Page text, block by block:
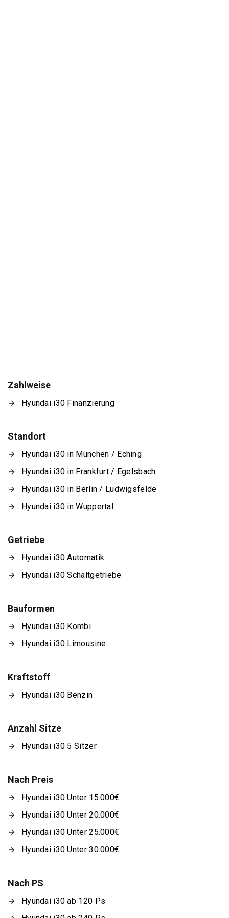
Zahlweise
Hyundai i30 Finanzierung
Standort
Hyundai i30 in München / Eching
Hyundai i30 in Frankfurt / Egelsbach
Hyundai i30 in Berlin / Ludwigsfelde
Hyundai i30 in Wuppertal
Getriebe
Hyundai i30 Automatik
Hyundai i30 Schaltgetriebe
Bauformen
Hyundai i30 Kombi
Hyundai i30 Limousine
Kraftstoff
Hyundai i30 Benzin
Anzahl Sitze
Hyundai i30 5 Sitzer
Nach Preis
Hyundai i30 Unter 15.000€
Hyundai i30 Unter 20.000€
Hyundai i30 Unter 25.000€
Hyundai i30 Unter 30.000€
Nach PS
Hyundai i30 ab 120 Ps